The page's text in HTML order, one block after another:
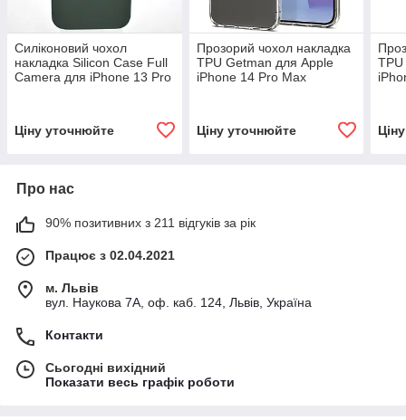
Силіконовий чохол
накладка Silicon Case Full
Camera для iPhone 13 Pro
Ціну уточнюйте
Прозорий чохол накладка
TPU Getman для Apple
iPhone 14 Pro Max
Ціну уточнюйте
Про нас
90% позитивних з 211 відгуків за рік
Працює з 02.04.2021
м. Львів
вул. Наукова 7А, оф. каб. 124, Львів, Україна
Контакти
Сьогодні вихідний
Показати весь графік роботи